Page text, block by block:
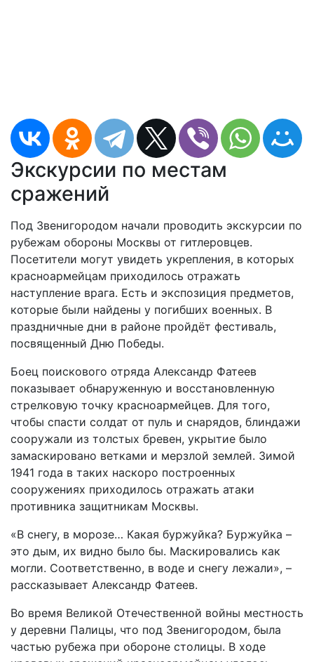
Экскурсии по местам
сражений
Под Звенигородом начали проводить экскурсии по
рубежам обороны Москвы от гитлеровцев.
Посетители могут увидеть укрепления, в которых
красноармейцам приходилось отражать
наступление врага. Есть и экспозиция предметов,
которые были найдены у погибших военных. В
праздничные дни в районе пройдёт фестиваль,
посвященный Дню Победы.
Боец поискового отряда Александр Фатеев
показывает обнаруженную и восстановленную
стрелковую точку красноармейцев. Для того,
чтобы спасти солдат от пуль и снарядов, блиндажи
сооружали из толстых бревен, укрытие было
замаскировано ветками и мерзлой землей. Зимой
1941 года в таких наскоро построенных
сооружениях приходилось отражать атаки
противника защитникам Москвы.
«В снегу, в морозе… Какая буржуйка? Буржуйка –
это дым, их видно было бы. Маскировались как
могли. Соответственно, в воде и снегу лежали», –
рассказывает Александр Фатеев.
Во время Великой Отечественной войны местность
у деревни Палицы, что под Звенигородом, была
частью рубежа при обороне столицы. В ходе